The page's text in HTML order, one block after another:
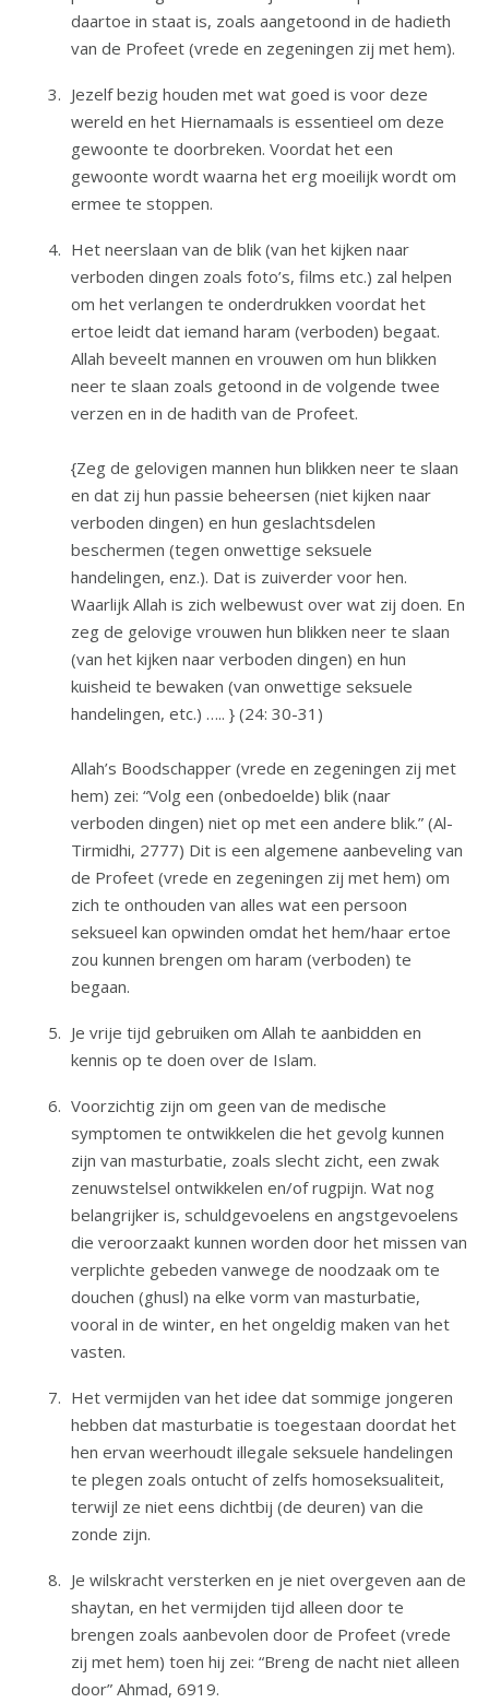
daartoe in staat is, zoals aangetoond in de hadieth
van de Profeet (vrede en zegeningen zij met hem).
Jezelf bezig houden met wat goed is voor deze
wereld en het Hiernamaals is essentieel om deze
gewoonte te doorbreken. Voordat het een
gewoonte wordt waarna het erg moeilijk wordt om
ermee te stoppen.
Het neerslaan van de blik (van het kijken naar
verboden dingen zoals foto’s, films etc.) zal helpen
om het verlangen te onderdrukken voordat het
ertoe leidt dat iemand haram (verboden) begaat.
Allah beveelt mannen en vrouwen om hun blikken
neer te slaan zoals getoond in de volgende twee
verzen en in de hadith van de Profeet.
{Zeg de gelovigen mannen hun blikken neer te slaan
en dat zij hun passie beheersen (niet kijken naar
verboden dingen) en hun geslachtsdelen
beschermen (tegen onwettige seksuele
handelingen, enz.). Dat is zuiverder voor hen.
Waarlijk Allah is zich welbewust over wat zij doen. En
zeg de gelovige vrouwen hun blikken neer te slaan
(van het kijken naar verboden dingen) en hun
kuisheid te bewaken (van onwettige seksuele
handelingen, etc.) ….. } (24: 30-31)
Allah’s Boodschapper (vrede en zegeningen zij met
hem) zei: “Volg een (onbedoelde) blik (naar
verboden dingen) niet op met een andere blik.” (Al-
Tirmidhi, 2777) Dit is een algemene aanbeveling van
de Profeet (vrede en zegeningen zij met hem) om
zich te onthouden van alles wat een persoon
seksueel kan opwinden omdat het hem/haar ertoe
zou kunnen brengen om haram (verboden) te
begaan.
Je vrije tijd gebruiken om Allah te aanbidden en
kennis op te doen over de Islam.
Voorzichtig zijn om geen van de medische
symptomen te ontwikkelen die het gevolg kunnen
zijn van masturbatie, zoals slecht zicht, een zwak
zenuwstelsel ontwikkelen en/of rugpijn. Wat nog
belangrijker is, schuldgevoelens en angstgevoelens
die veroorzaakt kunnen worden door het missen van
verplichte gebeden vanwege de noodzaak om te
douchen (ghusl) na elke vorm van masturbatie,
vooral in de winter, en het ongeldig maken van het
vasten.
Het vermijden van het idee dat sommige jongeren
hebben dat masturbatie is toegestaan doordat het
hen ervan weerhoudt illegale seksuele handelingen
te plegen zoals ontucht of zelfs homoseksualiteit,
terwijl ze niet eens dichtbij (de deuren) van die
zonde zijn.
Je wilskracht versterken en je niet overgeven aan de
shaytan, en het vermijden tijd alleen door te
brengen zoals aanbevolen door de Profeet (vrede
zij met hem) toen hij zei: “Breng de nacht niet alleen
door” Ahmad, 6919.